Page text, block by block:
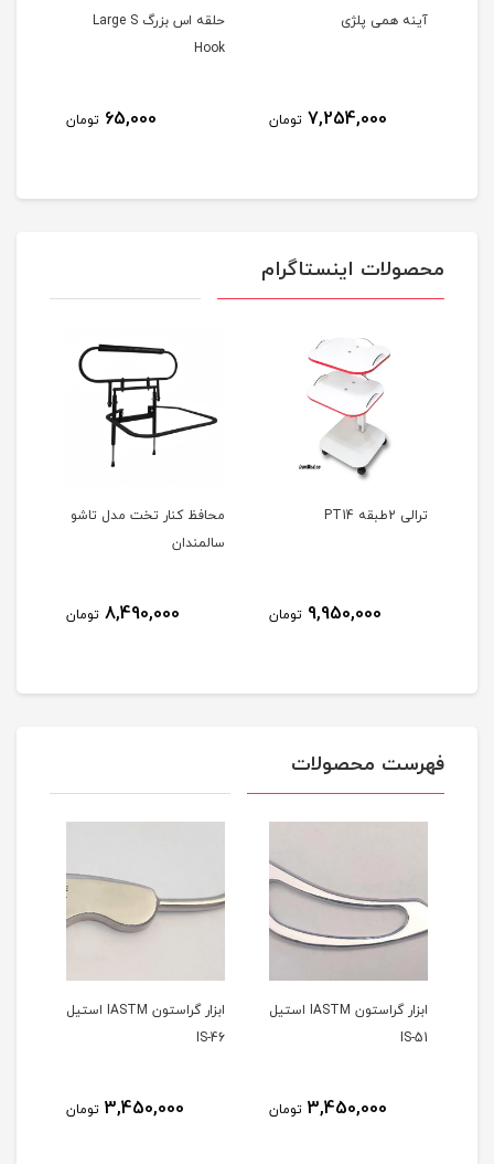
آینه همی پلژی
7,254,000 تومان
حلقه اس بزرگ Large S
Hook
65,000 تومان
محصولات اینستاگرام
ترالی 2طبقه PT14
9,950,000 تومان
محافظ کنار تخت مدل تاشو
سالمندان
8,490,000 تومان
فهرست محصولات
ابزار گراستون IASTM استیل
IS-51
3,450,000 تومان
ابزار گراستون IASTM استیل
IS-46
3,450,000 تومان